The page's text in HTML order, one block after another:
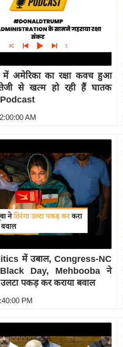
में अमेरिका का रक्षा कवच हुआ
से खत्म हो रही हैं घातक
Podcast
AM
में उबाल, Congress-NC
Day, Mehbooba ने
पकड़ कर कराया बवाल
PM